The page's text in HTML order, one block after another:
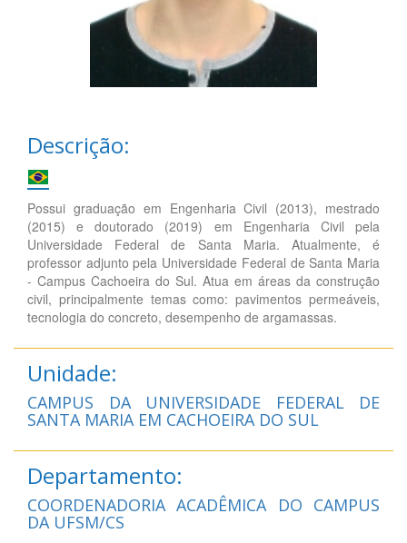
Descrição:
Possui graduação em Engenharia Civil (2013), mestrado
(2015) e doutorado (2019) em Engenharia Civil pela
Universidade Federal de Santa Maria. Atualmente, é
professor adjunto pela Universidade Federal de Santa Maria
- Campus Cachoeira do Sul. Atua em áreas da construção
civil, principalmente temas como: pavimentos permeáveis,
tecnologia do concreto, desempenho de argamassas.
Unidade:
CAMPUS DA UNIVERSIDADE FEDERAL DE
SANTA MARIA EM CACHOEIRA DO SUL
Departamento:
COORDENADORIA ACADÊMICA DO CAMPUS
DA UFSM/CS